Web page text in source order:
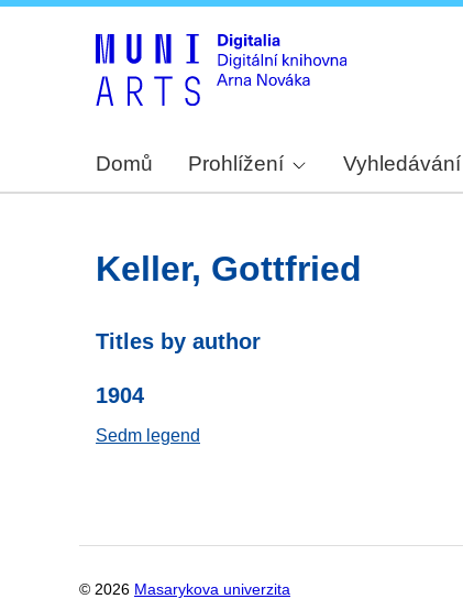
Domů Prohlížení Vyhledávání
Keller, Gottfried
Titles by author
1904
Sedm legend
© 2026 Masarykova univerzita